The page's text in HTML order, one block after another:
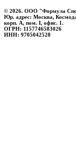
© 2026. ООО "Формула
Юр. адрес: Москва,
корп. А, пом. I, офис. 1.
ОГРН: 1157746583026
ИНН: 9705042528